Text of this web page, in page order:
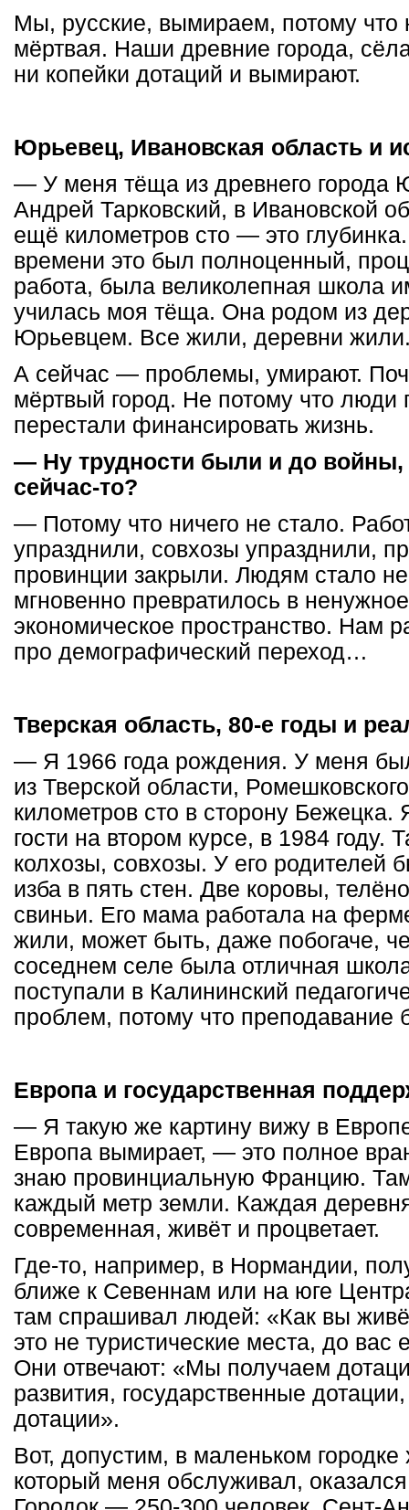
Мы, русские, вымираем, потому
мёртвая. Наши древние города,
ни копейки дотаций и вымирают.
Юрьевец, Ивановская область и
— У меня тёща из древнего города
Андрей Тарковский, в Ивановской
ещё километров сто — это глубинка.
времени это был полноценный,
работа, была великолепная школа
училась моя тёща. Она родом из
Юрьевцем. Все жили, деревни
А сейчас — проблемы, умирают.
мёртвый город. Не потому что люди
перестали финансировать жизнь.
— Ну трудности были и до
сейчас-то?
— Потому что ничего не стало.
упразднили, совхозы упразднили,
провинции закрыли. Людям стало
мгновенно превратилось в
экономическое пространство. Нам
про демографический переход…
Тверская область, 80-е годы и
— Я 1966 года рождения. У меня
из Тверской области,
километров сто в сторону Бежецка.
гости на втором курсе, в 1984
колхозы, совхозы. У его родителей
изба в пять стен. Две коровы,
свиньи. Его мама работала на
жили, может быть, даже побогаче,
соседнем селе была отличная
поступали в Калининский
проблем, потому что преподавание
Европа и государственная
— Я такую же картину вижу в
Европа вымирает, — это полное
знаю провинциальную Францию.
каждый метр земли. Каждая
современная, живёт и процветает.
Где-то, например, в Нормандии,
ближе к Севеннам или на юге
там спрашивал людей: «Как вы
это не туристические места, до вас
Они отвечают: «Мы получаем
развития, государственные
дотации».
Вот, допустим, в маленьком городке
который меня обслуживал,